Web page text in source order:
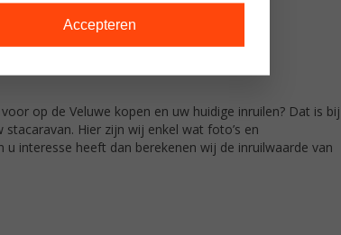
op de Veluwe kopen en uw huidige inruilen? Dat is bij
Hier zijn wij enkel wat foto’s en
interesse heeft dan berekenen wij de inruilwaarde van
Accepteren